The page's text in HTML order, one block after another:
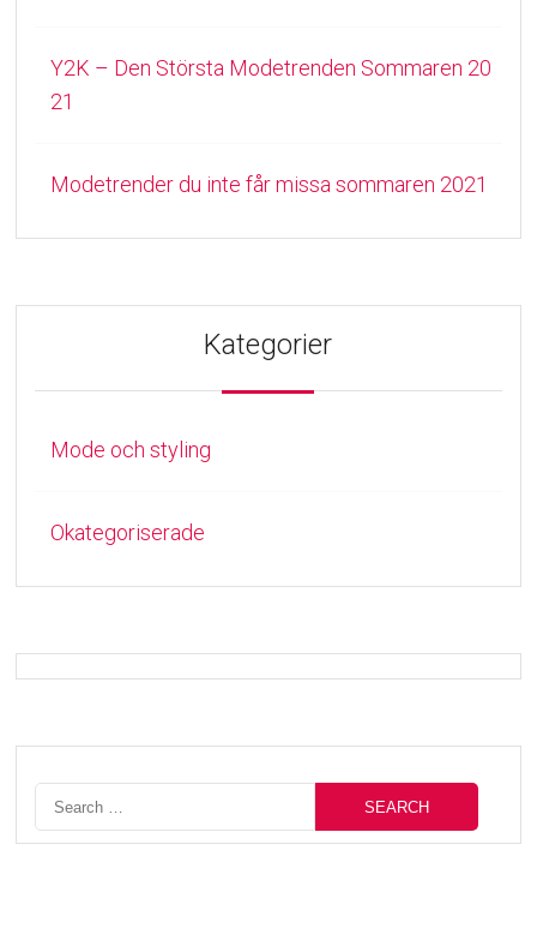
Y2K – Den Största Modetrenden Sommaren 20
21
Modetrender du inte får missa sommaren 2021
Kategorier
Mode och styling
Okategoriserade